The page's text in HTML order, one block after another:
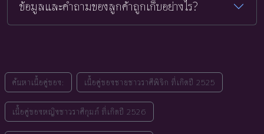
ข้อมูลและคำถามของลูกค้าถูกเก็บอย่างไร?
ค้นหาเนื้อคู่ของ: เนื้อคู่ของชายชาวราศีพิจิก ที่เกิดปี 2525
เนื้อคู่ของหญิงชาวราศีกุมภ์ ที่เกิดปี 2526